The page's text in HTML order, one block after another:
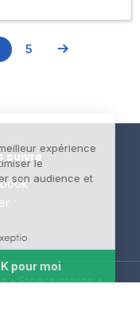
5
suivre
•Espace presse•